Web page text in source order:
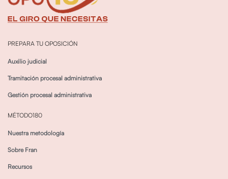
PREPARA TU OPOSICIÓN
Auxilio judicial
Tramitación procesal administrativa
Gestión procesal administrativa
MÉTODO180
Nuestra metodología
Sobre Fran
Recursos